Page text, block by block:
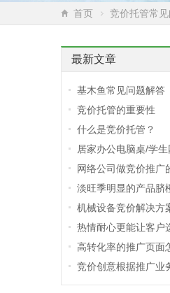
首页 竞价托管常
最新文章
基木鱼常见问题解答
竞价托管的重要性
什么是竞价托管？
居家办公电脑桌/学
推广方案
网络公司做竞价推广
淡旺季明显的产品脐
机械设备竞价解决方
热情耐心更能让客户
高转化率的推广页面
竞价创意根据推广业